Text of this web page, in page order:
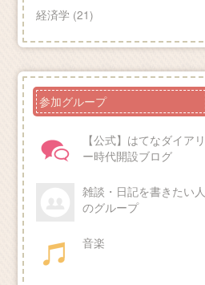
経済学 (21)
参加グループ
【公式】はてなダイアリ
ー時代開設ブログ
雑談・日記を書きたい人
のグループ
音楽